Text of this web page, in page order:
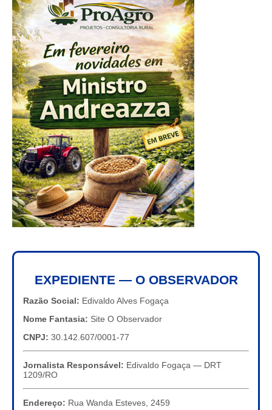
EXPEDIENTE — O OBSERVADOR
Razão Social: Edivaldo Alves Fogaça
Nome Fantasia: Site O Observador
CNPJ: 30.142.607/0001-77
Jornalista Responsável: Edivaldo Fogaça — DRT
1209/RO
Endereço: Rua Wanda Esteves, 2459